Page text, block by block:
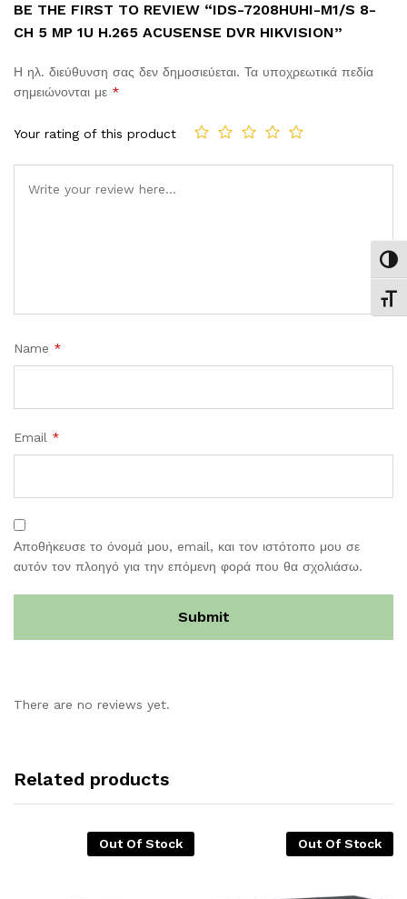
BE THE FIRST TO REVIEW “IDS-7208HUHI-M1/S 8-
CH 5 MP 1U H.265 ACUSENSE DVR HIKVISION”
Η ηλ. διεύθυνση σας δεν δημοσιεύεται. Τα υποχρεωτικά πεδία
σημειώνονται με *
Your rating of this product
Name *
Email *
Αποθήκευσε το όνομά μου, email, και τον ιστότοπο μου σε
αυτόν τον πλοηγό για την επόμενη φορά που θα σχολιάσω.
There are no reviews yet.
Related products
Out Of Stock Out Of Stock